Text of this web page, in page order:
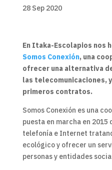
28 Sep 2020
En Itaka-Escolapios nos
Somos Conexión, una
ofrecer una alternativa
las telecomunicaciones,
primeros contratos.
Somos Conexión es una
puesta en marcha en
telefonía e Internet
ecológico y ofrecer un
personas y entidades